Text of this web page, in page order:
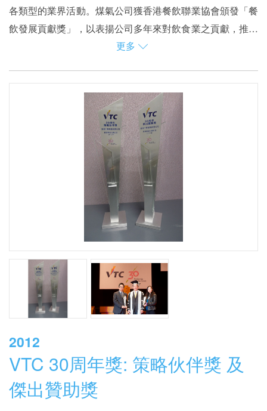
各類型的業界活動。煤氣公司獲香港餐飲聯業協會頒發「餐
飲發展貢獻獎」，以表揚公司多年來對飲食業之貢獻，推動
具之餘，亦十分留意業界的趨勢及需求，積極支持及贊助餐
飲業行內所舉辦的活動及比賽，為餐飲業培育新力軍，提升
業界專業水平和吸納人才。
更多
2012
VTC 30周年獎: 策略伙伴獎 及
傑出贊助獎